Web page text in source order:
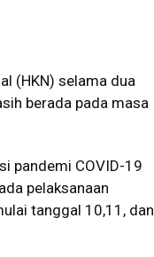
(HKN) selama dua
berada pada masa
pandemi COVID-19
pelaksanaan
tanggal 10,11, dan